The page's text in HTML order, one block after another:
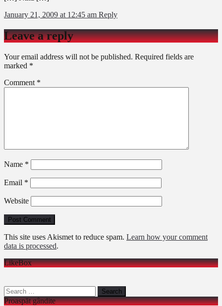
January 21, 2009 at 12:45 am Reply
Leave a reply
Your email address will not be published. Required fields are
marked *
Comment *
Name *
Email *
Website
This site uses Akismet to reduce spam. Learn how your comment
data is processed.
LikeBox
Search
for:
Proaspăt gândite